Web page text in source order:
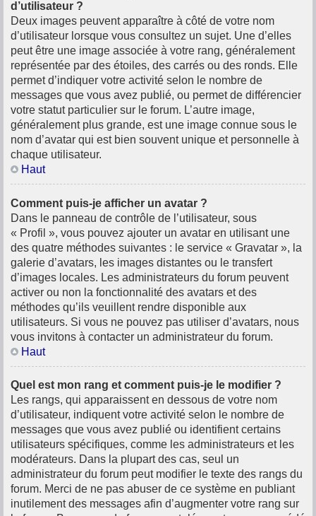
d’utilisateur ?
Deux images peuvent apparaître à côté de votre nom
d’utilisateur lorsque vous consultez un sujet. Une d’elles
peut être une image associée à votre rang, généralement
représentée par des étoiles, des carrés ou des ronds. Elle
permet d’indiquer votre activité selon le nombre de
messages que vous avez publié, ou permet de différencier
votre statut particulier sur le forum. L’autre image,
généralement plus grande, est une image connue sous le
nom d’avatar qui est bien souvent unique et personnelle à
chaque utilisateur.
Haut
Comment puis-je afficher un avatar ?
Dans le panneau de contrôle de l’utilisateur, sous
« Profil », vous pouvez ajouter un avatar en utilisant une
des quatre méthodes suivantes : le service « Gravatar », la
galerie d’avatars, les images distantes ou le transfert
d’images locales. Les administrateurs du forum peuvent
activer ou non la fonctionnalité des avatars et des
méthodes qu’ils veuillent rendre disponible aux
utilisateurs. Si vous ne pouvez pas utiliser d’avatars, nous
vous invitons à contacter un administrateur du forum.
Haut
Quel est mon rang et comment puis-je le modifier ?
Les rangs, qui apparaissent en dessous de votre nom
d’utilisateur, indiquent votre activité selon le nombre de
messages que vous avez publié ou identifient certains
utilisateurs spécifiques, comme les administrateurs et les
modérateurs. Dans la plupart des cas, seul un
administrateur du forum peut modifier le texte des rangs du
forum. Merci de ne pas abuser de ce système en publiant
inutilement des messages afin d’augmenter votre rang sur